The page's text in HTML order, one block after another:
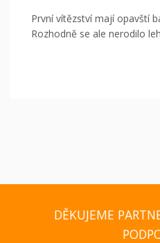
První vítězství mají opavští
Rozhodně se ale nerodilo
DĚKUJEME